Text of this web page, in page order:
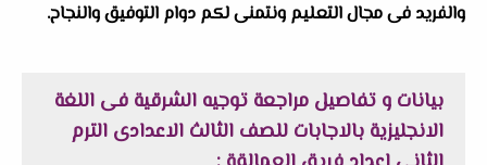
والفريد فى مجال التعليم ونتمنى لكم دوام التوفيق والنجاح.
بيانات و تفاصيل مراجعة توجيه الشرقية فى اللغة
الانجليزية بالاجابات للصف الثالث الاعدادى الترم